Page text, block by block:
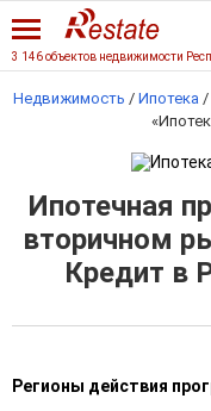
Недвижимость / Ипотека /
Ипотечная
вторичном
Кредит в
Регионы действия